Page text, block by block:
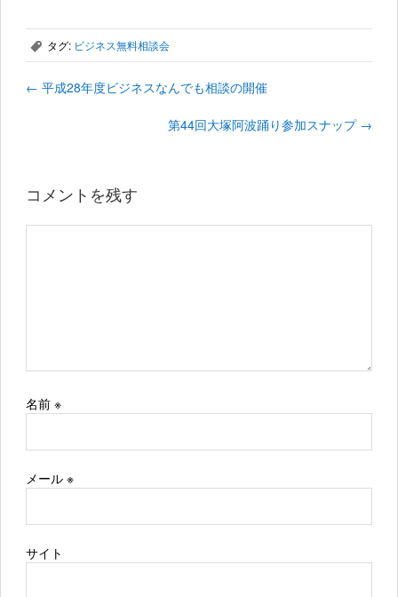
, タグ: ビジネス無料相談会
← 平成28年度ビジネスなんでも相談の開催
第44回大塚阿波踊り参加スナップ →
コメントを残す
名前 ※
メール ※
サイト